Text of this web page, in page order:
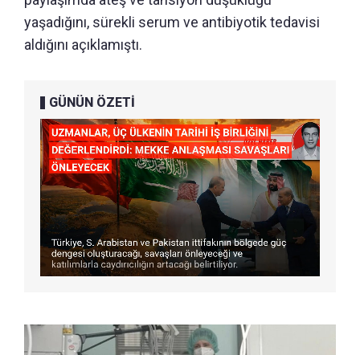
yaşadığını, sürekli serum ve antibiyotik tedavisi
aldığını açıklamıştı.
GÜNÜN ÖZETİ